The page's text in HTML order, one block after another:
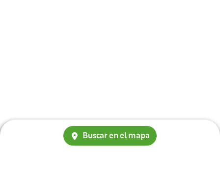
Buscar en el mapa